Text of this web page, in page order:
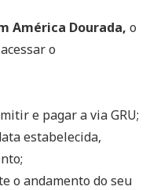
América Dourada, o
o
e pagar a via GRU;
estabelecida,
o andamento do seu